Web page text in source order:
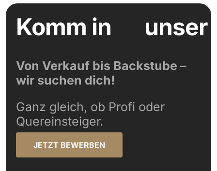
Von Verkauf bis Backstube –
wir suchen dich!
Ganz gleich, ob Profi oder
Quereinsteiger.
JETZT BEWERBEN
Komm in unser